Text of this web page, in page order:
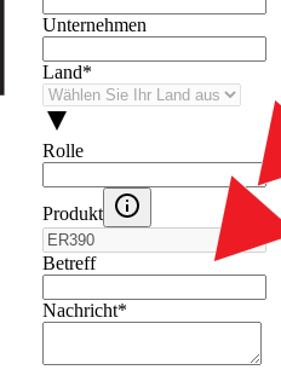
Unternehmen
Land*
Rolle
Produkt
Betreff
Nachricht*